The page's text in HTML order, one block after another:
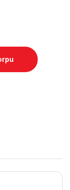
ATM-B19